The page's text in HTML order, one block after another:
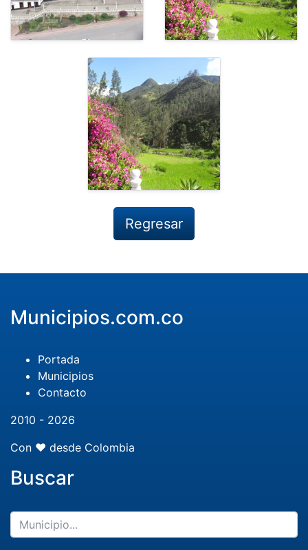
Regresar
Municipios.com.co
Portada
Municipios
Contacto
2010 - 2026
Con ❤️ desde Colombia
Buscar